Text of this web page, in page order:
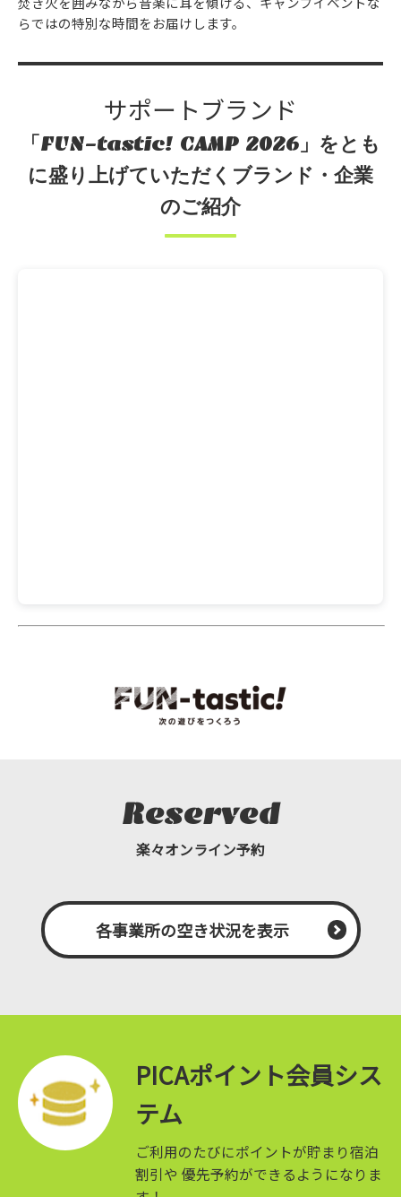
らではの特別な時間をお届けします。
サポートブランド
「FUN-tastic! CAMP 2026」をとも
に盛り上げていただくブランド・企業
のご紹介
Reserved
楽々オンライン予約
各事業所の空き状況を表示
PICAポイント会員シス
テム
ご利用のたびにポイントが貯まり宿泊
割引や 優先予約ができるようになりま